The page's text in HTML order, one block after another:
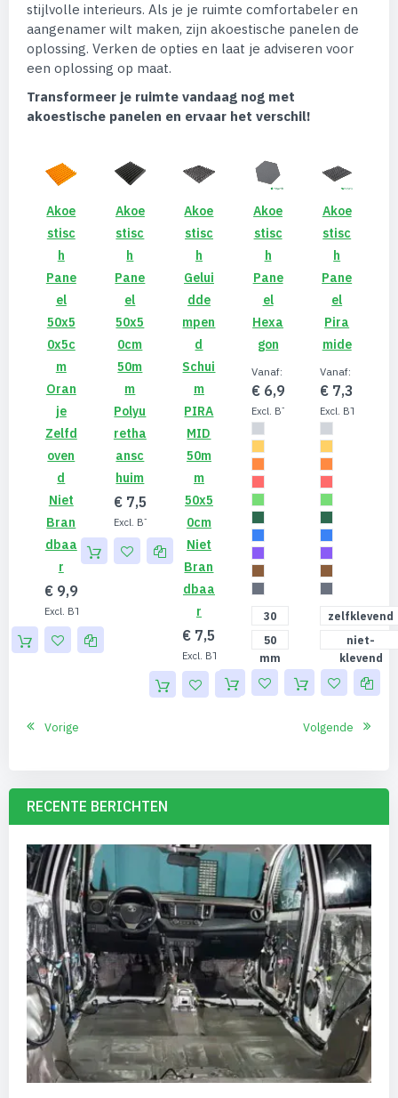
stijlvolle interieurs. Als je je ruimte comfortabeler en
aangenamer wilt maken, zijn akoestische panelen de
oplossing. Verken de opties en laat je adviseren voor
een oplossing op maat.
Transformeer je ruimte vandaag nog met
akoestische panelen en ervaar het verschil!
Akoe
Stisc
H
Pane
El
50x5
0x5c
M
Oran
Je
Zelfd
Oven
D
Niet
Bran
Dbaa
R
€ 9,99
Akoe
Stisc
H
Pane
El
50x5
0cm
50m
M
Polyu
Retha
Ansc
Huim
€ 7,50
€ 6,20
Akoe
Stisc
H
Gelui
Dde
Mpen
D
Schui
M
PIRA
MID
50m
M
50x5
0cm
Niet
Bran
Dbaa
R
€ 7,50
€ 6,20
Akoe
Stisc
H
Pane
El
Hexa
Gon
Vanaf
€ 6,90
€ 5,70
30
mm
50
mm
Akoe
Stisc
H
Pane
El
Pira
Mide
Vanaf
€ 7,30
zelfklevend
niet-
klevend
Vorige Volgende
RECENTE BERICHTEN